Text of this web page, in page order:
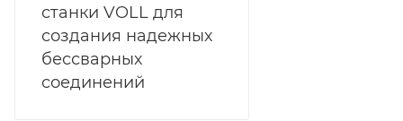
станки VOLL для
создания надежных
бессварных
соединений